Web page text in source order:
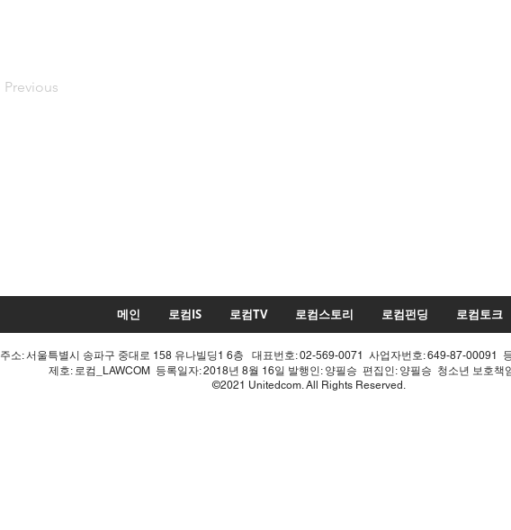
Previous
메인 로컴IS 로컴TV 로컴스토리 로컴펀딩 로컴토크
주소: 서울특별시 송파구 중대로 158 유나빌딩1 6층 대표번호: 02-569-0071 사업자번호: 649-87-00091
제호: 로컴_LAWCOM 등록일자: 2018년 8월 16일 발행인: 양필승 편집인: 양필승 청소년 보호
©2021 Unitedcom. All Rights Reserved.